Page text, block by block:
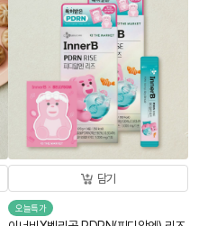
담기
오늘특가